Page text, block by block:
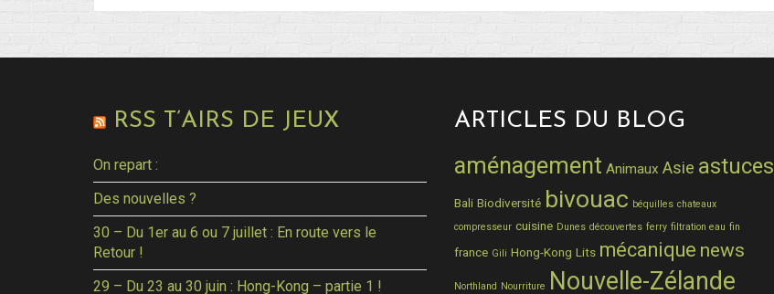
RSS T’AIRS DE JEUX
On repart :
Des nouvelles ?
30 – Du 1er au 6 ou 7 juillet : En route vers le
Retour !
29 – Du 23 au 30 juin : Hong-Kong – partie 1 !
ARTICLES DU BLOG
aménagement Animaux Asie astuces
Bali Biodiversité bivouac béquilles chateaux
compresseur cuisine Dunes découvertes ferry filtration eau fin
france Gili Hong-Kong Lits mécanique news
Northland Nourriture Nouvelle-Zélande